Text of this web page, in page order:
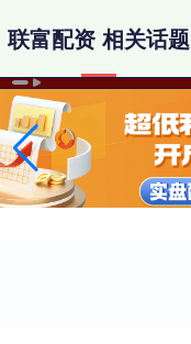
联富配资 相关话题